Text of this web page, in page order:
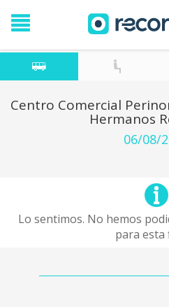
Centro Comercial
Hermanos
06/08/
Lo sentimos. No hemos
para esta